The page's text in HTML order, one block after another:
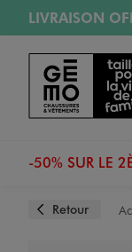
Aller au contenu
Aller à la
LIVRAISON
RETRAIT ET
RÉSERVATION
Retours
-50% SUR LE
Retour